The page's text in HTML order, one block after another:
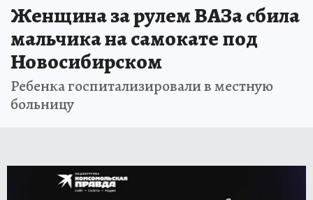
Женщина за рулем ВАЗа сбила
мальчика на самокате под
Новосибирском
Ребенка госпитализировали в местную
больницу